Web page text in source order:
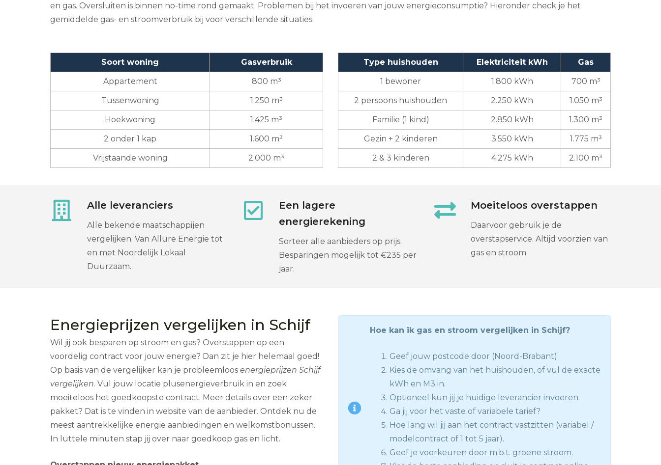
en gas. Oversluiten is binnen no-time rond gemaakt. Problemen bij het invoeren van jouw energieconsumptie? Hieronder check je het
gemiddelde gas- en stroomverbruik bij voor verschillende situaties.
Soort woning Gasverbruik
Appartement 800 m³
Tussenwoning 1.250 m³
Hoekwoning 1.425 m³
2 onder 1 kap 1.600 m³
Vrijstaande woning 2.000 m³
Type huishouden Elektriciteit kWh Gas
1 bewoner 1.800 kWh 700 m³
2 persoons huishouden 2.250 kWh 1.050 m³
Familie (1 kind) 2.850 kWh 1.300 m³
Gezin + 2 kinderen 3.550 kWh 1.775 m³
2 & 3 kinderen 4.275 kWh 2.100 m³
Alle leveranciers
Alle bekende maatschappijen
vergelijken. Van Allure Energie tot
en met Noordelijk Lokaal
Duurzaam.
Een lagere
energierekening
Sorteer alle aanbieders op prijs.
Besparingen mogelijk tot €235 per
jaar.
Moeiteloos overstappen
Daarvoor gebruik je de
overstapservice. Altijd voorzien van
gas en stroom.
Energieprijzen vergelijken in Schijf
Wil jij ook besparen op stroom en gas? Overstappen op een
voordelig contract voor jouw energie? Dan zit je hier helemaal goed!
Op basis van de vergelijker kan je probleemloos energieprijzen Schijf
vergelijken. Vul jouw locatie plusenergieverbruik in en zoek
moeiteloos het goedkoopste contract. Meer details over een zeker
pakket? Dat is te vinden in website van de aanbieder. Ontdek nu de
meest aantrekkelijke energie aanbiedingen en welkomstbonussen.
In luttele minuten stap jij over naar goedkoop gas en licht.
Hoe kan ik gas en stroom vergelijken in Schijf?
Geef jouw postcode door (Noord-Brabant)
Kies de omvang van het huishouden, of vul de exacte
kWh en M3 in.
Optioneel kun jij je huidige leverancier invoeren.
Ga jij voor het vaste of variabele tarief?
Hoe lang wil jij aan het contract vastzitten (variabel /
modelcontract of 1 tot 5 jaar).
Geef je voorkeuren door m.b.t. groene stroom.